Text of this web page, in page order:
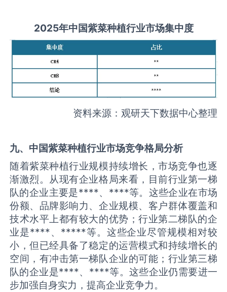
2025年中国紫菜种植行业市场集中度
资料来源：观研天下数据中心整理
九、中国紫菜种植行业市场竞争格局分析
随着紫菜种植行业规模持续增长，市场竞争也逐
渐激烈。从现有企业格局来看，目前行业第一梯
队的企业主要是****、****等。这些企业在市场
份额、品牌影响力、企业规模、客户群体覆盖和
技术水平上都有较大的优势；行业第二梯队的企
业是****、*****等。这些企业尽管规模相对较
小，但已经具备了稳定的运营模式和持续增长的
空间，有冲击第一梯队企业的可能；行业第三梯
队的企业是****、****等。这些企业仍需要进一
步加强自身实力，提高企业竞争力。